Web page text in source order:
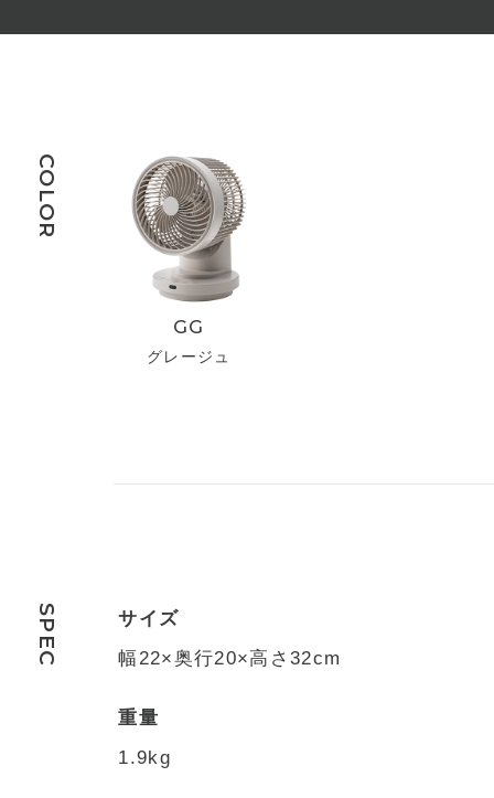
COLOR
GG
グレージュ
SPEC
サイズ
幅22×奥行20×高さ32cm
重量
1.9kg